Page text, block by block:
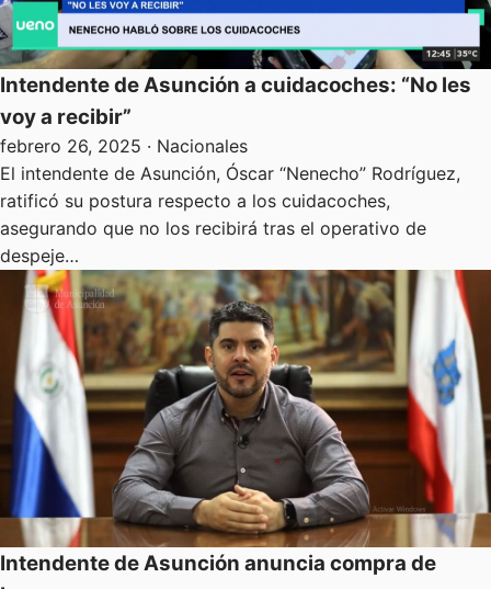
Intendente de Asunción a cuidacoches: “No les
voy a recibir”
febrero 26, 2025 · Nacionales
El intendente de Asunción, Óscar “Nenecho” Rodríguez,
ratificó su postura respecto a los cuidacoches,
asegurando que no los recibirá tras el operativo de
despeje…
Intendente de Asunción anuncia compra de